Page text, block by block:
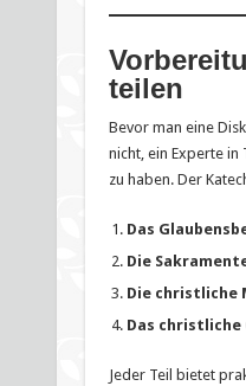
teilen
Bevor man eine
nicht, ein Experte
zu haben. Der
Das
Die
Die christliche
Das christliche
Jeder Teil bietet